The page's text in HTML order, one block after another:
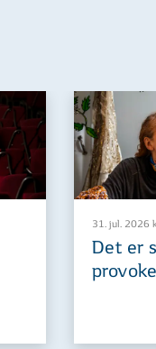
31. jul. 2026
Det er